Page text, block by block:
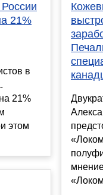
21%
в
21%
этом